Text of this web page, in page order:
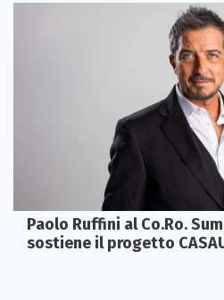
Paolo Ruffini al Co.Ro.
sostiene il progetto